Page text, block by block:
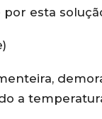
esta
a